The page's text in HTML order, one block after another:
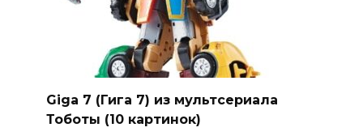
Giga 7 (Гига 7) из мультсериала
Тоботы (10 картинок)